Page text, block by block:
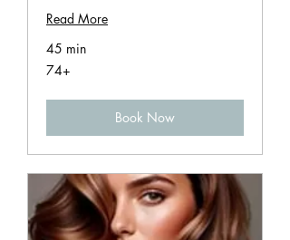
Read More
45 min
74+
74+
Book Now